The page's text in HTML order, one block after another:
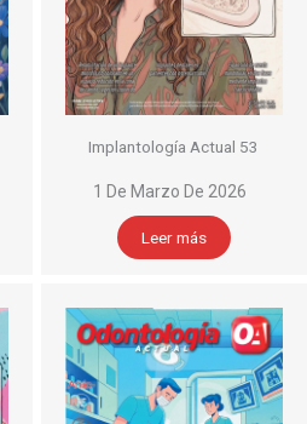
Implantología Actual 53
1 De Marzo De 2026
Leer más